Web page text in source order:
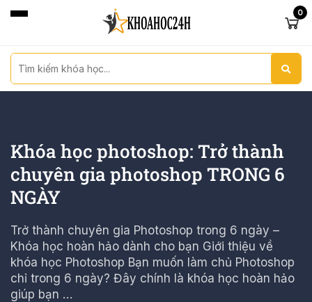
0
Khóa học photoshop: Trở thành
chuyên gia photoshop TRONG 6
NGÀY
Trở thành chuyên gia Photoshop trong 6 ngày –
Khóa học hoàn hảo dành cho bạn Giới thiệu về
khóa học Photoshop Bạn muốn làm chủ Photoshop
chỉ trong 6 ngày? Đây chính là khóa học hoàn hảo
giúp bạn …